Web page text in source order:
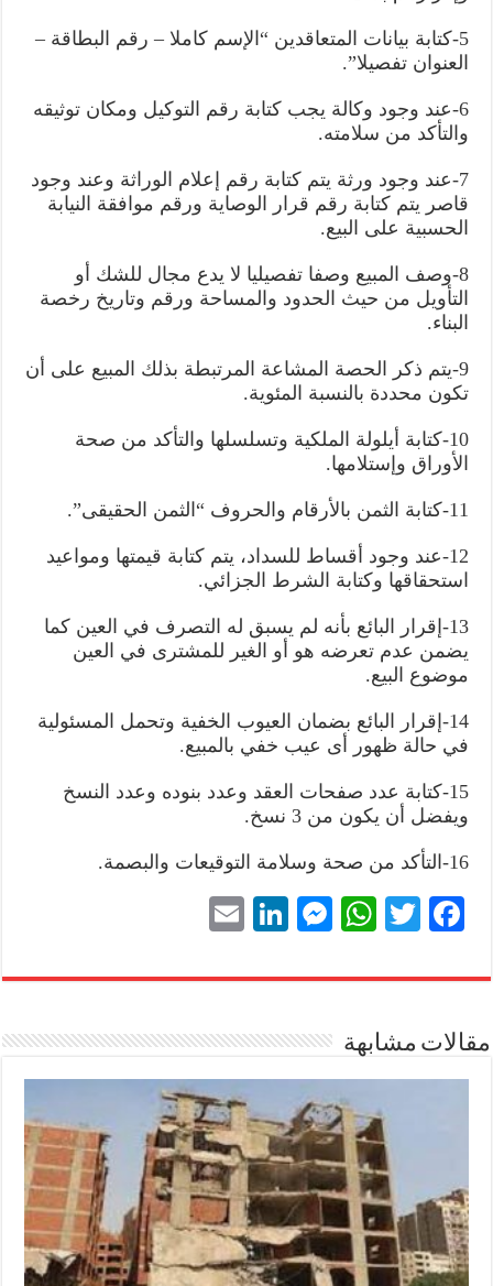
5-كتابة بيانات المتعاقدين “الإسم كاملا – رقم البطاقة –
العنوان تفصيلا”.
6-عند وجود وكالة يجب كتابة رقم التوكيل ومكان توثيقه
والتأكد من سلامته.
7-عند وجود ورثة يتم كتابة رقم إعلام الوراثة وعند وجود
قاصر يتم كتابة رقم قرار الوصاية ورقم موافقة النيابة
الحسبية على البيع.
8-وصف المبيع وصفا تفصيليا لا يدع مجال للشك أو
التأويل من حيث الحدود والمساحة ورقم وتاريخ رخصة
البناء.
9-يتم ذكر الحصة المشاعة المرتبطة بذلك المبيع على أن
تكون محددة بالنسبة المئوية.
10-كتابة أيلولة الملكية وتسلسلها والتأكد من صحة
الأوراق وإستلامها.
11-كتابة الثمن بالأرقام والحروف “الثمن الحقيقى”.
12-عند وجود أقساط للسداد، يتم كتابة قيمتها ومواعيد
استحقاقها وكتابة الشرط الجزائي.
13-إقرار البائع بأنه لم يسبق له التصرف في العين كما
يضمن عدم تعرضه هو أو الغير للمشترى في العين
موضوع البيع.
14-إقرار البائع بضمان العيوب الخفية وتحمل المسئولية
في حالة ظهور أى عيب خفي بالمبيع.
15-كتابة عدد صفحات العقد وعدد بنوده وعدد النسخ
ويفضل أن يكون من 3 نسخ.
16-التأكد من صحة وسلامة التوقيعات والبصمة.
Fa
bo
T
tte
W
ts
pp
M
se
er
Li
ed
ail
مقالات مشابهة